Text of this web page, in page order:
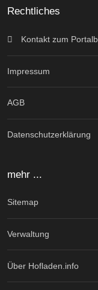
Rechtliches
Kontakt zum
Impressum
AGB
Datenschutzerklärung
mehr ...
Sitemap
Verwaltung
Über Hofladen.info